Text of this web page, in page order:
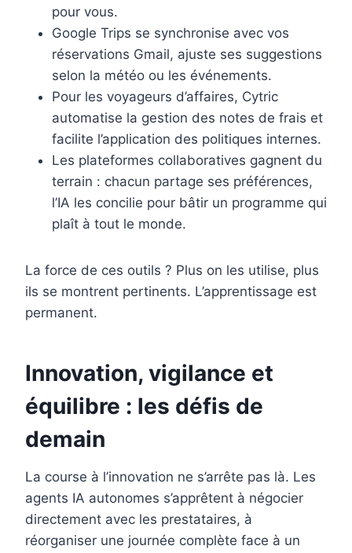
pour vous.
Google Trips se synchronise avec vos
réservations Gmail, ajuste ses suggestions
selon la météo ou les événements.
Pour les voyageurs d’affaires, Cytric
automatise la gestion des notes de frais et
facilite l’application des politiques internes.
Les plateformes collaboratives gagnent du
terrain : chacun partage ses préférences,
l’IA les concilie pour bâtir un programme qui
plaît à tout le monde.
La force de ces outils ? Plus on les utilise, plus
ils se montrent pertinents. L’apprentissage est
permanent.
Innovation, vigilance et
équilibre : les défis de
demain
La course à l’innovation ne s’arrête pas là. Les
agents IA autonomes s’apprêtent à négocier
directement avec les prestataires, à
réorganiser une journée complète face à un